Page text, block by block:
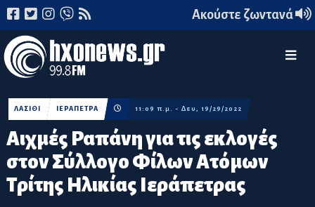
Ακούστε ζωντανά
Αιχμές Ραπάνη για τις εκλογές
στον Σύλλογο Φίλων Ατόμων
Τρίτης Ηλικίας Ιεράπετρας
ΛΑΣΙΘΙ ΙΕΡΑΠΕΤΡΑ 11:09 π.μ. - Δευ, 19/29/2022